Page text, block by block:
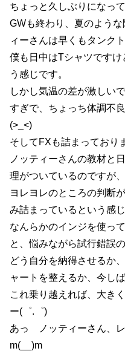
ちょっと久しぶりになっ
GWも終わり、夏のよう
ィーさんは早くもタンク
僕も日中はTシャツです
う感じです。
しかし気温の差が激しい
すぎで、ちょっち体調不
(>_<)
そしてFXも詰まっており
ノッティーさんの教材と
理がついているのですが
ヨレヨレのところの判断
み詰まっているという感じ
なんらかのインジを使っ
と、悩みながら試行錯誤
どう自分を納得させるか
ャートを整えるか、今し
これ乗り越えれば、大き
ー(゜.゜)
あっ ノッティーさん、
m(__)m